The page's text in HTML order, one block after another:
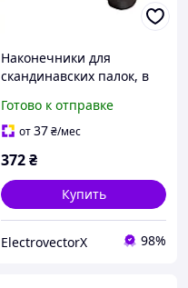
Наконечники для
скандинавских палок, в
Готово к отправке
от37₴/мес
372₴
Купить
ElectrovectorX 98%